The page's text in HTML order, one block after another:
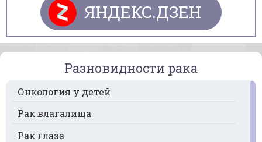
ЯНДЕКС.ДЗЕН
Разновидности рака
Онкология у детей
Рак влагалища
Рак глаза